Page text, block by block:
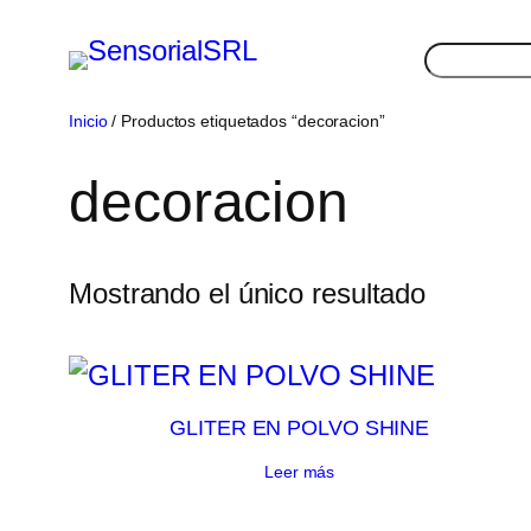
Buscar
Inicio/ Productos etiquetados “decoracion”
decoracion
Mostrando el único resultado
GLITER EN POLVO SHINE
Leer más